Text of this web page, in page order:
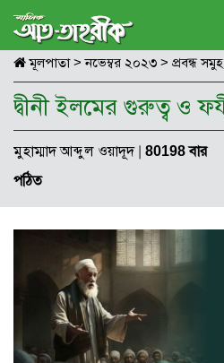
মূলপাতা> নভেম্বর ২০২৩ > প্রবন্ধ সমুহ
দ্বীনী ইলমের গুরুত্ব ও
মুহাম্মাদ আব্দুল ওয়াদূদ| 80198 বার
পঠিত